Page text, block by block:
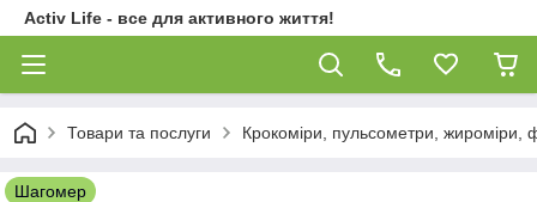
Activ Life - все для активного життя!
Товари та послуги Крокоміри, пульсометри, жироміри,
Шагомер